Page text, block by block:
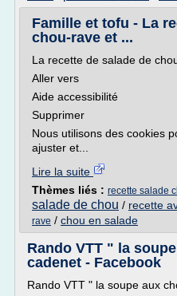
Famille et tofu - La
chou-rave et ...
La recette de salade de
Aller vers
Aide accessibilité
Supprimer
Nous utilisons des cookies
ajuster et...
Lire la suite
Thèmes liés : recette salade
salade de chou / recette
rave / chou en salade
Rando VTT " la
cadenet - Facebook
Rando VTT " la soupe aux